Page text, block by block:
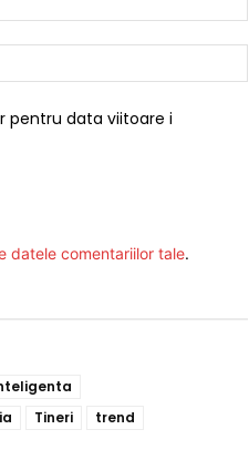
pentru data viitoare i
datele comentariilor tale.
Tineri trend